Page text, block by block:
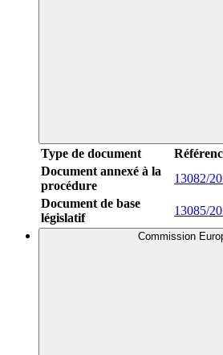
Type de document
Document annexé à la
procédure
13082/
Document de base
législatif
13085/
Commission